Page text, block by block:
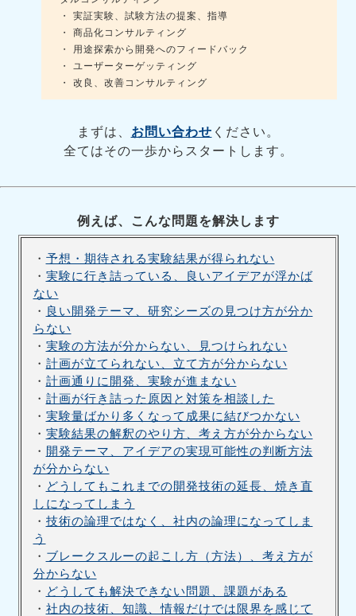
・ 実証実験、試験方法の提案、指導
・ 商品化コンサルティング
・ 用途探索から開発へのフィードバック
・ ユーザーターゲッティング
・ 改良、改善コンサルティング
まずは、 お問い合わせ ください。
全てはその一歩からスタートします。
例えば、こんな問題を解決します
・ 予想・期待される実験結果が得られない
・ 実験に行き詰っている、良いアイデアが浮かば
ない
・ 良い開発テーマ、研究シーズの見つけ方が分か
らない
・ 実験の方法が分からない、見つけられない
・ 計画が立てられない、立て方が分からない
・ 計画通りに開発、実験が進まない
・ 計画が行き詰った原因と対策を相談した
・ 実験量ばかり多くなって成果に結びつかない
・ 実験結果の解釈のやり方、考え方が分からない
・ 開発テーマ、アイデアの実現可能性の判断方法
が分からない
・ どうしてもこれまでの開発技術の延長、焼き直
しになってしまう
・ 技術の論理ではなく、社内の論理になってしま
う
・ ブレークスルーの起こし方（方法）、考え方が
分からない
・ どうしても解決できない問題、課題がある
・ 社内の技術、知識、情報だけでは限界を感じて